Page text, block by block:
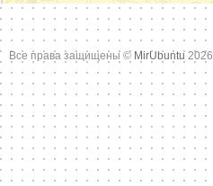
Все права защищены © MirUbuntu 2026